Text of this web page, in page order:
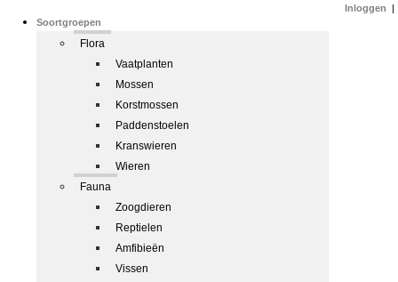
Soortgroepen
Flora
Vaatplanten
Mossen
Korstmossen
Paddenstoelen
Kranswieren
Wieren
Fauna
Zoogdieren
Reptielen
Amfibieën
Vissen
Inloggen |